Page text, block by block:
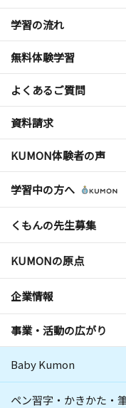
学習の流れ
無料体験学習
よくあるご質問
資料請求
KUMON体験者の声
学習中の方へ
くもんの先生募集
KUMONの原点
企業情報
事業・活動の広がり
Baby Kumon
ペン習字・かきかた・